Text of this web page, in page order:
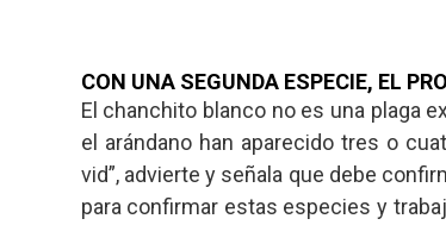
CON UNA SEGUNDA ESPECIE, EL
El chanchito blanco no es una plaga
el arándano han aparecido tres o
vid”, advierte y señala que debe
para confirmar estas especies y